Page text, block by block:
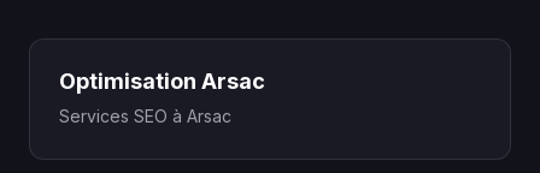
Optimisation Arsac
Services SEO à Arsac